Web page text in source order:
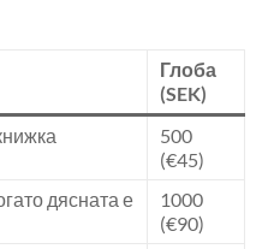
Глоба
(SEK)
500
(€45)
дясната е
1000
(€90)